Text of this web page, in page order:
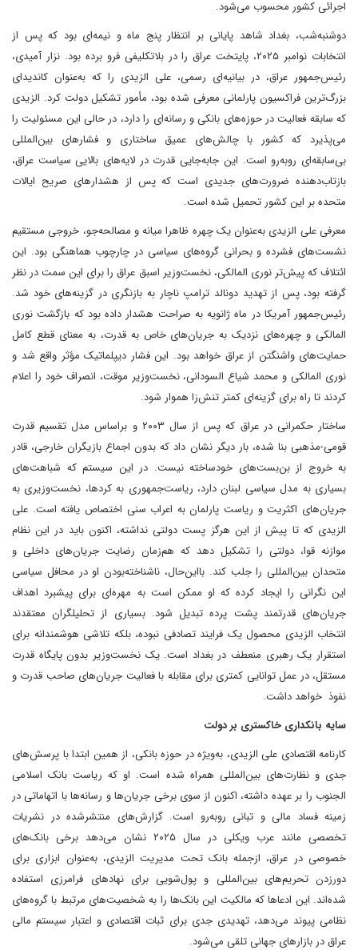
اجرائی کشور محسوب می‌شود.
دوشنبه‌شب، بغداد شاهد پایانی بر انتظار پنج ماه و نیمه‌ای بود که پس از
انتخابات نوامبر ۲۰۲۵، پایتخت عراق را در بلاتکلیفی فرو برده بود. نزار آمیدی،
رئیس‌جمهور عراق، در بیانیه‌ای رسمی، علی الزیدی را که به‌عنوان کاندیدای
بزرگ‌ترین فراکسیون پارلمانی معرفی شده بود، مأمور تشکیل دولت کرد. الزیدی
که سابقه فعالیت در حوزه‌های بانکی و رسانه‌ای را دارد، در حالی این مسئولیت را
می‌پذیرد که کشور با چالش‌های عمیق ساختاری و فشارهای بین‌المللی
بی‌سابقه‌ای روبه‌رو است. این جابه‌جایی قدرت در لایه‌های بالایی سیاست عراق،
بازتاب‌دهنده ضرورت‌های جدیدی است که پس از هشدارهای صریح ایالات
متحده بر این کشور تحمیل شده است.
معرفی علی الزیدی به‌عنوان یک چهره ظاهرا میانه و مصالحه‌جو، خروجی مستقیم
نشست‌های فشرده و بحرانی گروه‌های سیاسی در چارچوب هماهنگی بود. این
ائتلاف که پیش‌تر نوری المالکی، نخست‌وزیر اسبق عراق را برای این سمت در نظر
گرفته بود، پس از تهدید دونالد ترامپ ناچار به بازنگری در گزینه‌های خود شد.
رئیس‌جمهور آمریکا در ماه ژانویه به صراحت‌ هشدار داده بود که بازگشت نوری
المالکی و چهره‌های نزدیک به جریان‌های خاص به قدرت، به معنای قطع کامل
حمایت‌های واشنگتن از عراق خواهد بود. این فشار دیپلماتیک مؤثر واقع شد و
نوری المالکی و محمد شیاع السودانی، نخست‌وزیر موقت، انصراف خود را اعلام
کردند تا راه برای گزینه‌ای کمتر‌ تنش‌زا هموار شود.
ساختار حکمرانی در عراق که پس از سال ۲۰۰۳ و بر‌اساس مدل تقسیم قدرت
قومی-مذهبی بنا شده، بار دیگر نشان داد که بدون اجماع بازیگران خارجی، قادر
به خروج از بن‌بست‌های خودساخته نیست. در این سیستم که شباهت‌های
بسیاری به مدل سیاسی لبنان دارد، ریاست‌جمهوری به کردها، نخست‌وزیری به
جریان‌های اکثریت و ریاست پارلمان به اعراب سنی اختصاص یافته است. علی
الزیدی که تا پیش از این هرگز پست دولتی نداشته، اکنون باید در این نظام
موازنه قوا، دولتی را تشکیل دهد که هم‌زمان رضایت جریان‌های داخلی و
متحدان بین‌المللی را جلب کند. با‌این‌حال، ناشناخته‌بودن او در محافل سیاسی‌
این نگرانی را ایجاد کرده که او ممکن است به مهره‌ای برای پیشبرد اهداف
جریان‌های قدرتمند پشت‌ پرده تبدیل شود. بسیاری از تحلیلگران معتقدند‌
انتخاب الزیدی محصول یک فرایند تصادفی نبوده، بلکه تلاشی هوشمندانه برای
استقرار یک رهبری منعطف در بغداد است. یک نخست‌وزیر بدون پایگاه قدرت
مستقل، در عمل توانایی کمتری برای مقابله با فعالیت‌‌ جریان‌های صاحب قدرت و
نفوذ خواهد داشت.
‌سایه بانکداری خاکستری بر دولت
کارنامه اقتصادی علی الزیدی، به‌ویژه در حوزه بانکی، از همین ابتدا با پرسش‌های
جدی و نظارت‌های بین‌المللی همراه شده است. او که ریاست بانک اسلامی
الجنوب را بر عهده داشته، اکنون از سوی برخی جریان‌ها و رسانه‌ها با اتهاماتی در
زمینه فساد مالی و تبانی روبه‌رو است. گزارش‌های منتشر‌شده در نشریات
تخصصی مانند عرب ویکلی در سال ۲۰۲۵ نشان می‌دهد ‌برخی بانک‌های
خصوصی در عراق، از‌جمله بانک تحت مدیریت الزیدی، به‌عنوان ابزاری برای
دور‌زدن تحریم‌های بین‌المللی و پول‌شویی برای نهادهای فرا‌مرزی استفاده
شده‌اند. این ادعاها که مالکیت این بانک‌ها را به شخصیت‌های مرتبط با گروه‌های
نظامی پیوند می‌دهد، تهدیدی جدی برای ثبات اقتصادی و اعتبار سیستم مالی
عراق در بازارهای جهانی تلقی می‌شود.